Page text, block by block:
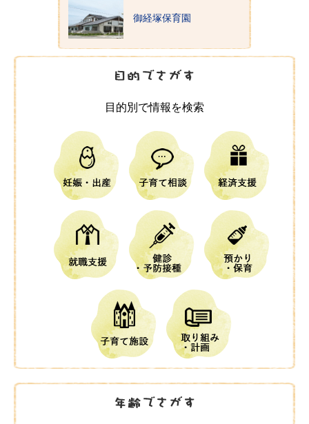
御経塚保育園
目的別で情報を検索